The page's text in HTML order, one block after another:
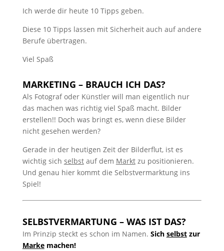
Ich werde dir heute 10 Tipps geben.
Diese 10 Tipps lassen mit Sicherheit auch auf andere
Berufe übertragen.
Viel Spaß
MARKETING – BRAUCH ICH DAS?
Als Fotograf oder Künstler will man eigentlich nur
das machen was richtig viel Spaß macht. Bilder
erstellen!! Doch was bringt es, wenn diese Bilder
nicht gesehen werden?
Gerade in der heutigen Zeit der Bilderflut, ist es
wichtig sich selbstauf dem Marktzu positionieren.
Und genau hier kommt die Selbstvermarktung ins
Spiel!
SELBSTVERMARTUNG – WAS IST DAS?
Im Prinzip steckt es schon im Namen. Sich selbstzur
Markemachen!